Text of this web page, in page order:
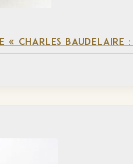
« CHARLES BAUDELAIRE